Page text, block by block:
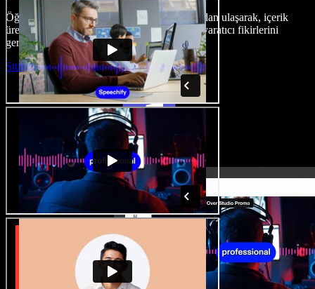
Öğrenme eğrisi olmadan ve her şeye tarayıcıdan ulaşarak, içerik
üreticileri geleneksel sınırları aşabilir ve tüm yaratıcı fikirlerini
gerçeğe dönüştürebilir.
Stüdyoyu Başlat